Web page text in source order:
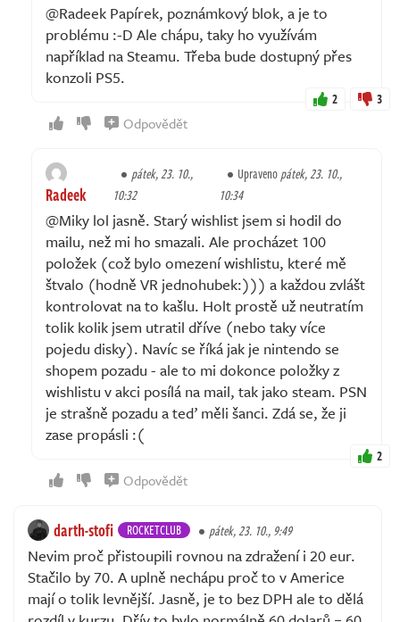
@Radeek Papírek, poznámkový blok, a je to
problému :-D Ale chápu, taky ho využívám
například na Steamu. Třeba bude dostupný přes
konzoli PS5.
2 3
Odpovědět
Radeek
pátek, 23. 10.,
10:32
Upravenopátek, 23. 10.,
10:34
@Miky lol jasně. Starý wishlist jsem si hodil do
mailu, než mi ho smazali. Ale procházet 100
položek (což bylo omezení wishlistu, které mě
štvalo (hodně VR jednohubek:))) a každou zvlášt
kontrolovat na to kašlu. Holt prostě už neutratím
tolik kolik jsem utratil dříve (nebo taky více
pojedu disky). Navíc se říká jak je nintendo se
shopem pozadu - ale to mi dokonce položky z
wishlistu v akci posílá na mail, tak jako steam. PSN
je strašně pozadu a teď měli šanci. Zdá se, že ji
zase propásli :(
2
Odpovědět
darth-stofi ROCKETCLUB pátek, 23. 10., 9:49
Nevim proč přistoupili rovnou na zdražení i 20 eur.
Stačilo by 70. A uplně nechápu proč to v Americe
mají o tolik levnější. Jasně, je to bez DPH ale to dělá